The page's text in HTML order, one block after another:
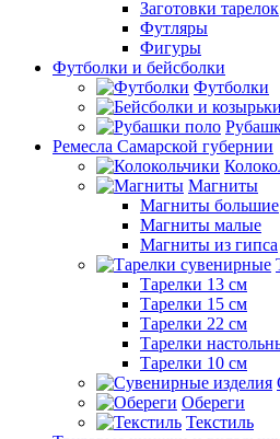
Заготовки тарелок
Футляры
Фигуры
Футболки и бейсболки
Футболки
Ремесла Самарской губернии
Магниты
Магниты большие
Магниты малые
Магниты из гипса
Тарелки 13 см
Тарелки 15 см
Тарелки 22 см
Тарелки
Тарелки 10 см
Обереги
Текстиль